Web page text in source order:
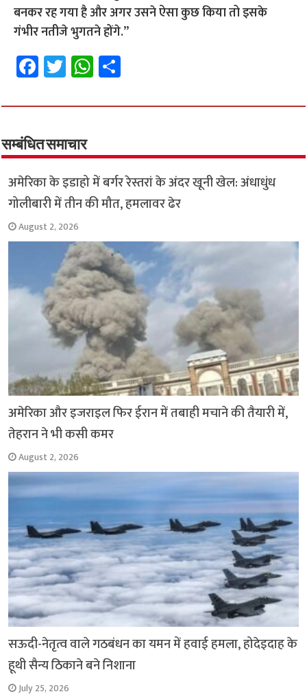
बनकर रह गया है और अगर उसने ऐसा कुछ किया तो इसके
गंभीर नतीजे भुगतने होंगे.”
Fa
ce
b
o
o
k
T
wi
tt
er
W
h
at
p
p
ar
सम्बंधित समाचार
अमेरिका के इडाहो में बर्गर रेस्तरां के अंदर खूनी खेल: अंधाधुंध
गोलीबारी में तीन की मौत, हमलावर ढेर
August 2, 2026
अमेरिका और इजराइल फिर ईरान में तबाही मचाने की तैयारी में,
तेहरान ने भी कसी कमर
August 2, 2026
सऊदी-नेतृत्व वाले गठबंधन का यमन में हवाई हमला, होदेइदाह के
हूथी सैन्य ठिकाने बने निशाना
July 25, 2026